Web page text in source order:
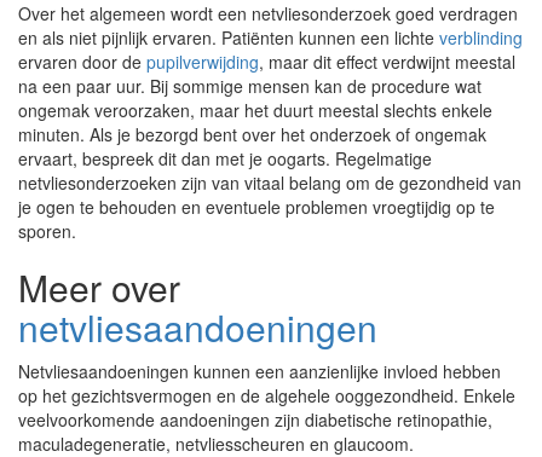
Over het algemeen wordt een netvliesonderzoek goed verdragen
en als niet pijnlijk ervaren. Patiënten kunnen een lichte verblinding
ervaren door de pupilverwijding, maar dit effect verdwijnt meestal
na een paar uur. Bij sommige mensen kan de procedure wat
ongemak veroorzaken, maar het duurt meestal slechts enkele
minuten. Als je bezorgd bent over het onderzoek of ongemak
ervaart, bespreek dit dan met je oogarts. Regelmatige
netvliesonderzoeken zijn van vitaal belang om de gezondheid van
je ogen te behouden en eventuele problemen vroegtijdig op te
sporen.
Meer over
netvliesaandoeningen
Netvliesaandoeningen kunnen een aanzienlijke invloed hebben
op het gezichtsvermogen en de algehele ooggezondheid. Enkele
veelvoorkomende aandoeningen zijn diabetische retinopathie,
maculadegeneratie, netvliesscheuren en glaucoom.